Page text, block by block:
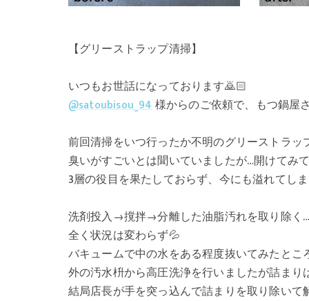
【グリーストラップ清掃】
いつもお世話になっております🙇🏻
@satoubisou_94様からのご依頼で、もつ鍋屋
前回清掃をいつ行ったか不明のグリーストラッ
臭いがすごいとは聞いていましたが…開けてみ
3層の役目を果たしておらず、今にも溢れてし
洗剤投入→撹拌→分離した油脂汚れを取り除く
全く状況は変わらず💦
バキュームで中の水をある程度抜いてみたと
外の汚水枡から高圧洗浄を行いましたが詰まり
結局店長が手を突っ込んで詰まりを取り除いて